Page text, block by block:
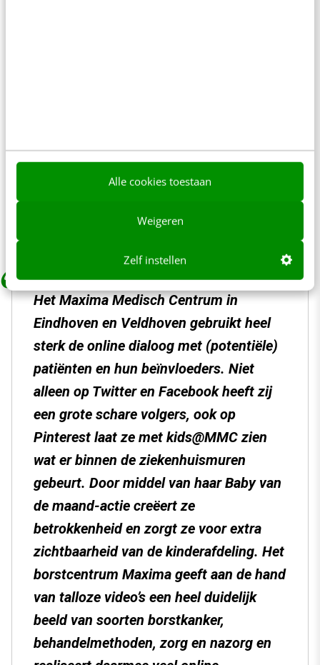
Alle cookies toestaan
Weigeren
Zelf instellen
Het Maxima Medisch Centrum in
Eindhoven en Veldhoven gebruikt heel
sterk de online dialoog met (potentiële)
patiënten en hun beïnvloeders. Niet
alleen op Twitter en Facebook heeft zij
een grote schare volgers, ook op
Pinterest laat ze met kids@MMC zien
wat er binnen de ziekenhuismuren
gebeurt. Door middel van haar Baby van
de maand-actie creëert ze
betrokkenheid en zorgt ze voor extra
zichtbaarheid van de kinderafdeling. Het
borstcentrum Maxima geeft aan de hand
van talloze video’s een heel duidelijk
beeld van soorten borstkanker,
behandelmethoden, zorg en nazorg en